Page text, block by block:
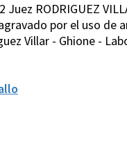
Juez RODRIGUEZ
por el uso de
Villar - Ghione -